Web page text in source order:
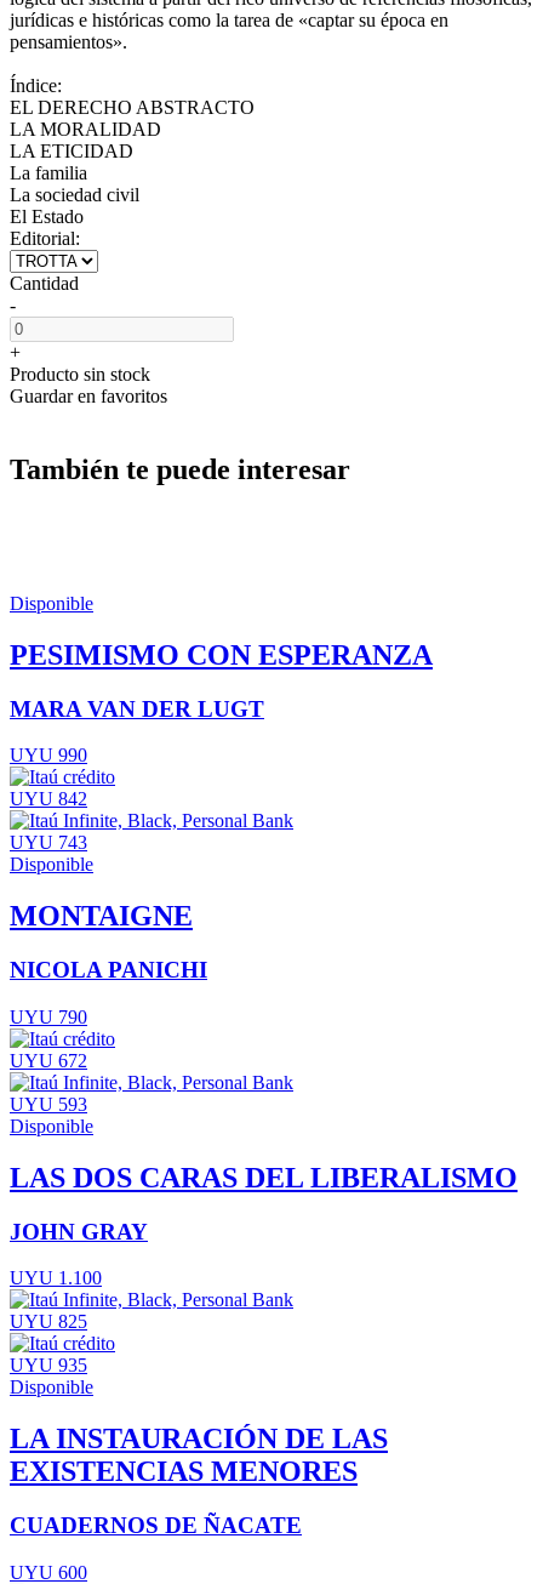
jurídicas e históricas como la tarea de «captar su época en
pensamientos».
Índice:
EL DERECHO ABSTRACTO
LA MORALIDAD
LA ETICIDAD
La familia
La sociedad civil
El Estado
Editorial:
Cantidad
-
+
Producto sin stock
Guardar en favoritos
También te puede interesar
Disponible
PESIMISMO CON ESPERANZA
MARA VAN DER LUGT
UYU 990
UYU 842
UYU 743
Disponible
MONTAIGNE
NICOLA PANICHI
UYU 790
UYU 672
UYU 593
Disponible
LAS DOS CARAS DEL LIBERALISMO
JOHN GRAY
UYU 1.100
UYU 825
UYU 935
Disponible
LA INSTAURACIÓN DE LAS
EXISTENCIAS MENORES
CUADERNOS DE ÑACATE
UYU 600